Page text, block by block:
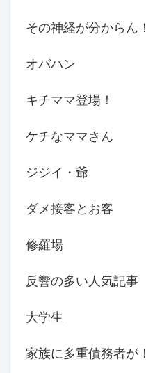
その神経が分からん！
オバハン
キチママ登場！
ケチなママさん
ジジイ・爺
ダメ接客とお客
修羅場
反響の多い人気記事
大学生
家族に多重債務者が！